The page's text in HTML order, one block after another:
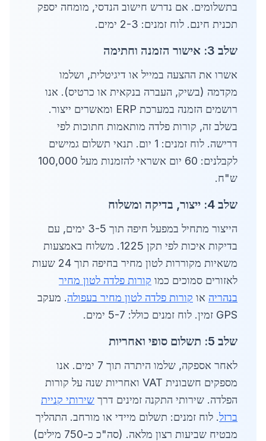
בתשלומים. אם נדרש חישוב הנדסי, מומחה יספק
תכנית חינם. לוח זמנים: 2-3 ימים.
שלב 3: אישור הזמנה וחתימה
אשרו את ההצעה במייל או דיגיטלית, ושלמו
מקדמה (בשיק, העברה בנקאית או כרטיס). אנו
רושמים הזמנה במערכת ERP ומאשרים ייצור.
בשלב זה, קורות פלדה מותאמות חתוכות לפי
דרישה. לוח זמנים: 1 יום. תנאי תשלום גמישים
לקבלנים: 60 יום אשראי להזמנות מעל 100,000
ש"ח.
שלב 4: ייצור, בדיקה ומשלוח
הייצור מתחיל במפעל חיפה תוך 3-5 ימים, עם
בדיקות איכות לפי תקן 1225. משלוח באמצעות
משאיות מקוררות לטון מחיר בחיפה תוך 24 שעות
לאזורים סמוכים כמו קורות פלדה לטון מחיר
בנהריה או קורות פלדה לטון מחיר בעפולה. מעקב
GPS זמין. לוח זמנים כולל: 5-7 ימים.
שלב 5: תשלום סופי ואחריות
לאחר אספקה, שלמו היתרה תוך 7 ימים. אנו
מספקים חשבונית VAT ואחריות שנה על קורות
הפלדה. שירותי התקנה זמינים דרך שירותי קניית
ברזל. לוח זמנים: תשלום מיידי או מורחב. התהליך
מבטיח שביעות רצון מלאה. (סה"כ כ-750 מילים)